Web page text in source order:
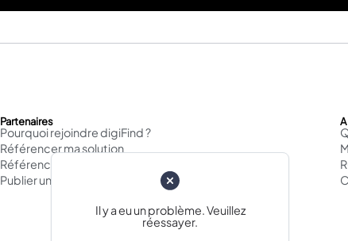
Partenaires
Pourquoi rejoindre digiFind ?
Référencer ma solution
Référencer mon agence
Publier un cas d'usage
Il y a eu un problème. Veuillez
réessayer.